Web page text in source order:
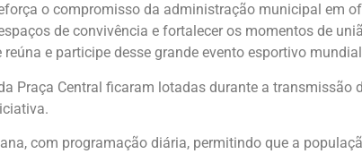
o compromisso da administração municipal em
de convivência e fortalecer os momentos de
e participe desse grande evento esportivo
Praça Central ficaram lotadas durante a transmissão
com programação diária, permitindo que a